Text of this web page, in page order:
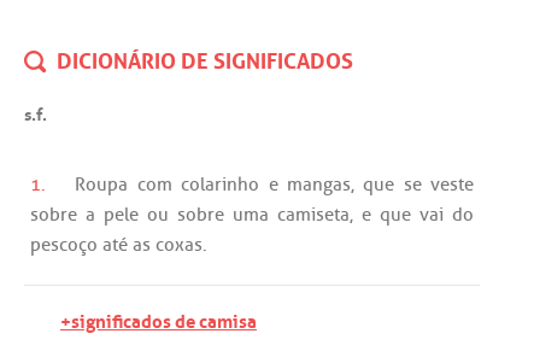
DICIONÁRIO DE SIGNIFICADOS
s.f.
1. Roupa com colarinho e mangas,que se veste
sobre a pele ou sobre uma camiseta, e que vai do
pescoço até as coxas.
+significados de camisa